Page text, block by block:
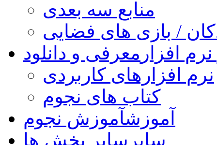
منابع سه بعدی
/ بازی های فضایی
افزار معرفی و دانلود
نرم افزارهای کاربردی
کتاب های نجوم
آموزشآموزش نجوم
سایر سایر بخش ها